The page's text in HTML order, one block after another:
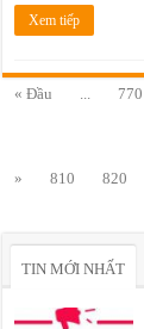
Xem tiếp
« Đầu ... 770
»
810 820
TIN MỚI NHẤT